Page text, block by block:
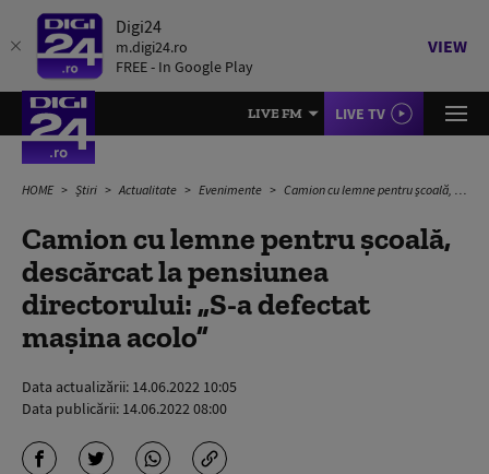
Digi24
m.digi24.ro
FREE - In Google Play
VIEW
LIVE FM LIVE TV
HOME Știri Actualitate Evenimente Camion cu lemne pentru școală, descărcat la pensiunea directorului: „S-a defectat mașina acolo”
Camion cu lemne pentru școală,
descărcat la pensiunea
directorului: „S-a defectat
mașina acolo”
Data actualizării: 14.06.2022 10:05
Data publicării: 14.06.2022 08:00